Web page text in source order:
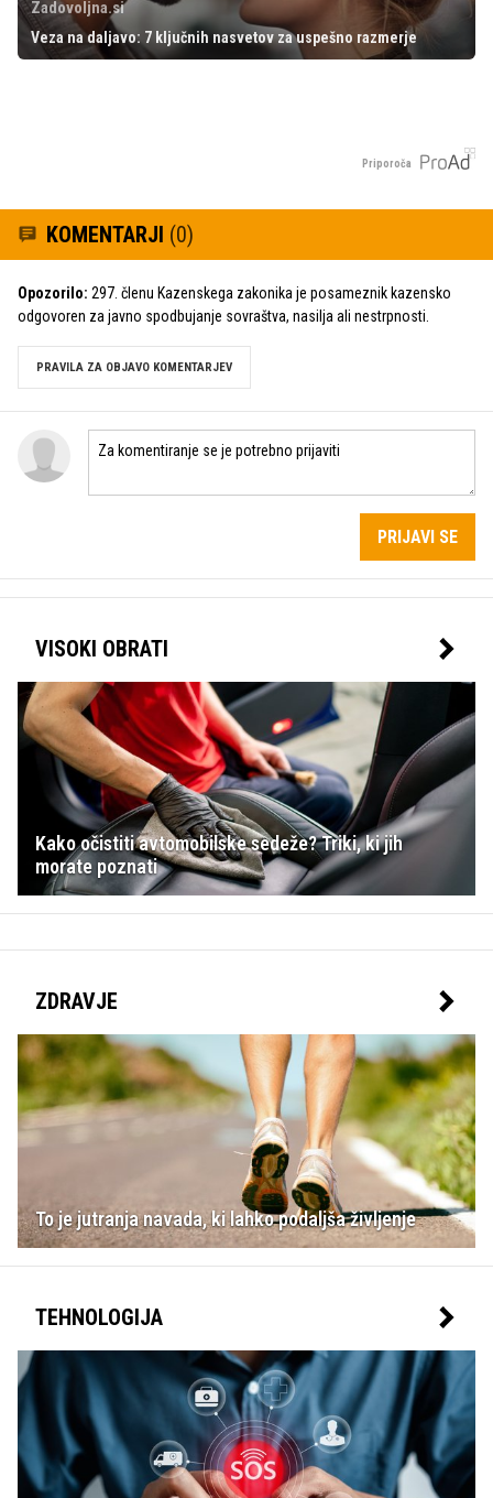
Zadovoljna.si
Veza na daljavo: 7 ključnih nasvetov za uspešno razmerje
Priporoča
KOMENTARJI (0)
Opozorilo: 297. členu Kazenskega zakonika je posameznik kazensko
odgovoren za javno spodbujanje sovraštva, nasilja ali nestrpnosti.
PRAVILA ZA OBJAVO KOMENTARJEV
PRIJAVI SE
VISOKI OBRATI
Kako očistiti avtomobilske sedeže? Triki, ki jih
morate poznati
ZDRAVJE
To je jutranja navada, ki lahko podaljša življenje
TEHNOLOGIJA